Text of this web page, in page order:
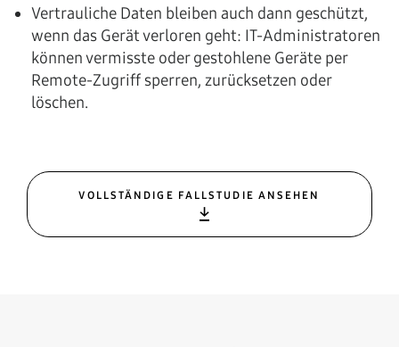
Vertrauliche Daten bleiben auch dann geschützt,
wenn das Gerät verloren geht: IT-Administratoren
können vermisste oder gestohlene Geräte per
Remote-Zugriff sperren, zurücksetzen oder
löschen.
VOLLSTÄNDIGE FALLSTUDIE ANSEHEN